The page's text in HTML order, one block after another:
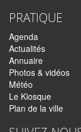
PRATIQUE
Agenda
Actualités
Annuaire
Photos & vidéos
Météo
Le Kiosque
Plan de la ville